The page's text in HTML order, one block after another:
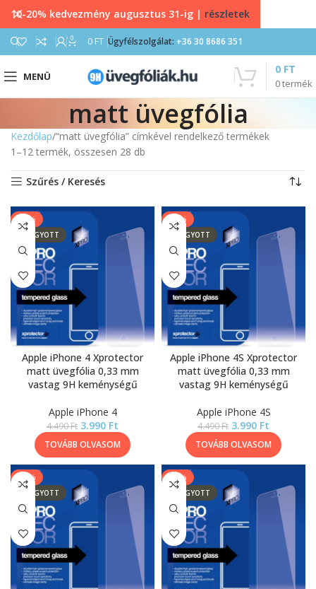
0 0 FT Ügyfélszolgálat: +36 30 8686 351
MENÜ
0termék
0 FT
matt üvegfólia
Kezdőlap “matt üvegfólia” címkével rendelkező termékek
1–12 termék, összesen 28 db
Szűrés / Keresés
-11%
ELFOGYOTT
Apple iPhone 4 Xprotector
matt üvegfólia 0,33 mm
vastag 9H keménységű
Apple iPhone 4
4.490Ft 3.990 Ft
TOVÁBB OLVASOM
-11%
ELFOGYOTT
Apple iPhone 4S Xprotector
matt üvegfólia 0,33 mm
vastag 9H keménységű
Apple iPhone 4S
4.490Ft 3.990 Ft
TOVÁBB OLVASOM
-11%
ELFOGYOTT
-11%
ELFOGYOTT
10-20% kedvezmény augusztus 31-ig | részletek